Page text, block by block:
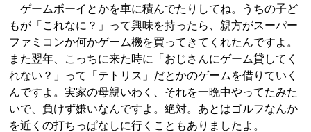
ゲームボーイとかを車に積んでたりしてね。うちの子ど
もが「これなに？」って興味を持ったら、親方がスーパー
ファミコンか何かゲーム機を買ってきてくれたんですよ。
また翌年、こっちに来た時に「おじさんにゲーム貸してく
れない？」って「テトリス」だとかのゲームを借りていく
んですよ。実家の母親いわく、それを一晩中やってたみた
いで、負けず嫌いなんですよ。絶対。あとはゴルフなんか
を近くの打ちっぱなしに行くこともありましたよ。